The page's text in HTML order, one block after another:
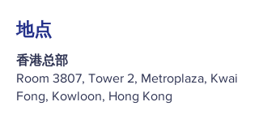
地点
香港总部
Room 3807, Tower 2, Metroplaza, Kwai
Fong, Kowloon, Hong Kong